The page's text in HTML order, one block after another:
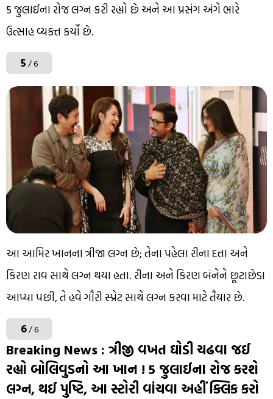
5 જુલાઈના રોજ લગ્ન કરી રહ્યો છે અને આ પ્રસંગ અંગે ભારે
ઉત્સાહ વ્યક્ત કર્યો છે.
5/ 6
આ આમિર ખાનના ત્રીજા લગ્ન છે; તેના પહેલા રીના દત્તા અને
કિરણ રાવ સાથે લગ્ન થયા હતા. રીના અને કિરણ બંનેને છૂટાછેડા
આપ્યા પછી, તે હવે ગૌરી સ્પ્રેટ સાથે લગ્ન કરવા માટે તૈયાર છે.
6/ 6
Breaking News : ત્રીજી વખત ઘોડી ચઢવા જઈ
રહ્યો બોલિવુડનો આ ખાન ! 5 જુલાઈના રોજ કરશે
લગ્ન, થઈ પુષ્ટિ, આ સ્ટોરી વાંચવા અહીં ક્લિક કરો